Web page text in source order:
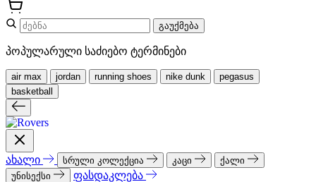
გაუქმება
პოპულარული საძიებო ტერმინები
air max jordan running shoes nike dunk
pegasus
basketball
ახალი სრული კოლექცია კაცი
ქალი
უნისექსი
ფასდაკლება